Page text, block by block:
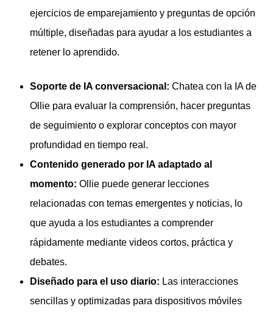
ejercicios de emparejamiento y preguntas de opción
múltiple, diseñadas para ayudar a los estudiantes a
retener lo aprendido.
Soporte de IA conversacional: Chatea con la IA de
Ollie para evaluar la comprensión, hacer preguntas
de seguimiento o explorar conceptos con mayor
profundidad en tiempo real.
Contenido generado por IA adaptado al
momento: Ollie puede generar lecciones
relacionadas con temas emergentes y noticias, lo
que ayuda a los estudiantes a comprender
rápidamente mediante videos cortos, práctica y
debates.
Diseñado para el uso diario: Las interacciones
sencillas y optimizadas para dispositivos móviles